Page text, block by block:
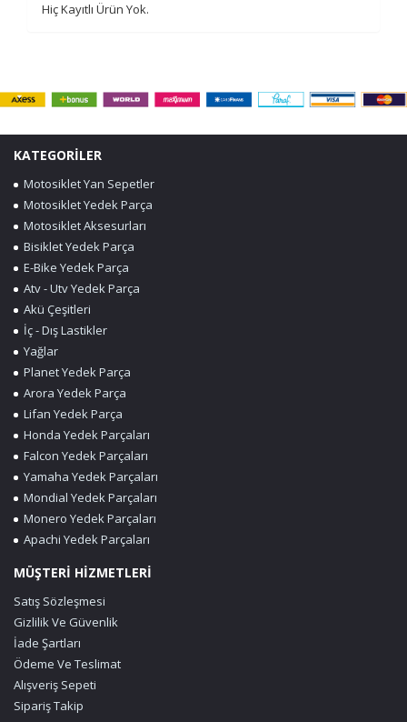
Hiç Kayıtlı Ürün Yok.
KATEGORİLER
Motosiklet Yan Sepetler
Motosiklet Yedek Parça
Motosiklet Aksesurları
Bisiklet Yedek Parça
E-Bike Yedek Parça
Atv - Utv Yedek Parça
Akü Çeşitleri
İç - Dış Lastikler
Yağlar
Planet Yedek Parça
Arora Yedek Parça
Lifan Yedek Parça
Honda Yedek Parçaları
Falcon Yedek Parçaları
Yamaha Yedek Parçaları
Mondial Yedek Parçaları
Monero Yedek Parçaları
Apachi Yedek Parçaları
MÜŞTERİ HİZMETLERİ
Satış Sözleşmesi
Gizlilik Ve Güvenlik
İade Şartları
Ödeme Ve Teslimat
Alışveriş Sepeti
Sipariş Takip